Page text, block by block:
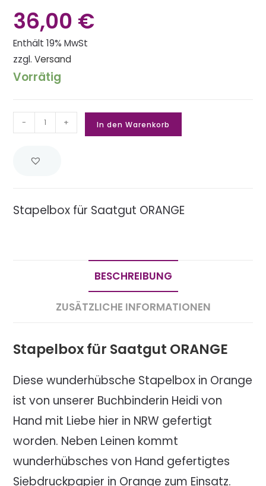
36,00 €
Enthält 19% MwSt
zzgl.Versand
Vorrätig
- + In den Warenkorb
Stapelbox für Saatgut ORANGE
BESCHREIBUNG
ZUSÄTZLICHE INFORMATIONEN
Stapelbox für Saatgut ORANGE
Diese wunderhübsche Stapelbox in Orange
ist von unserer Buchbinderin Heidi von
Hand mit Liebe hier in NRW gefertigt
worden. Neben Leinen kommt
wunderhübsches von Hand gefertigtes
Siebdruckpapier in Orange zum Einsatz.